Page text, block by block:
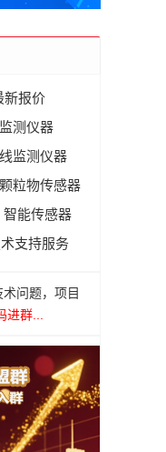
新报价
测仪器
监测仪器
粒物传感器
能传感器
支持服务
问题，项目
进群...